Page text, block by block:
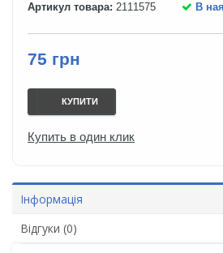
Артикул товара: 2111575 В
75 грн
КУПИТИ
Купить в один клик
Інформація
Відгуки (0)